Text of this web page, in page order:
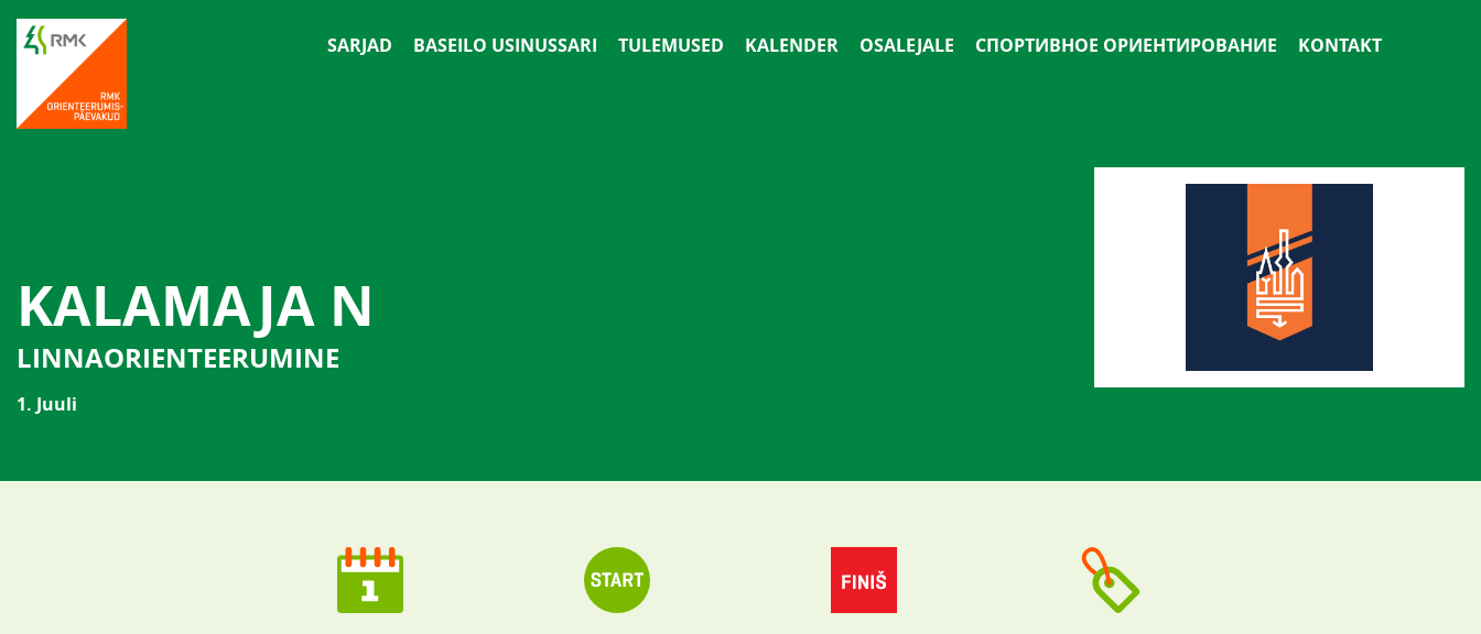
SARJAD BASEILO USINUSSARI TULEMUSED KALENDER OSALEJALE СПОРТИВНОЕ ОРИЕНТИРОВАНИЕ KONTAKT
KALAMAJA N
LINNAORIENTEERUMINE
1. Juuli